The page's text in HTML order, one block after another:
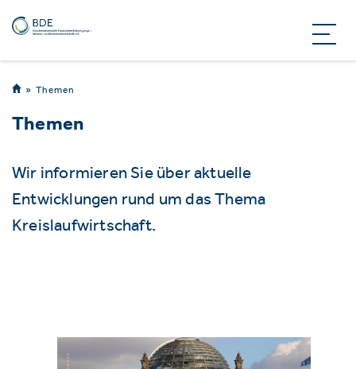
Themen
Themen
Wir informieren Sie über aktuelle
Entwicklungen rund um das Thema
Kreislaufwirtschaft.